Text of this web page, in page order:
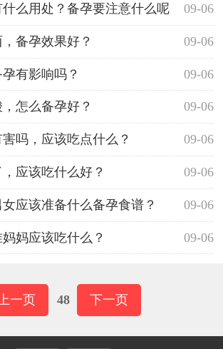
09-06
么用处？备孕要注意什么呢
09-06
备孕效果好？
09-06
有影响吗？
09-06
怎么备孕好？
09-06
吗，应该吃点什么？
09-06
应该吃什么好？
09-06
应该准备什么备孕食谱？
09-06
妈应该吃什么？
一页 48 下一页